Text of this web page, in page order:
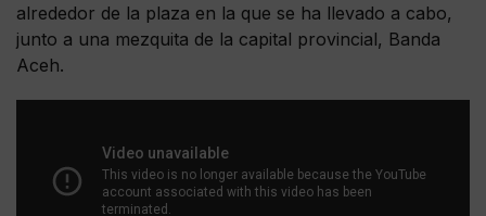
alrededor de la plaza en la que se ha llevado a cabo,
junto a una mezquita de la capital provincial, Banda
Aceh.